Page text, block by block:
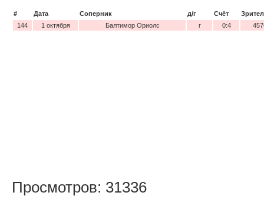
# Дата Соперник д/г Счёт
144
1 октября Балтимор Ориолс г 0:4
Просмотров: 31336